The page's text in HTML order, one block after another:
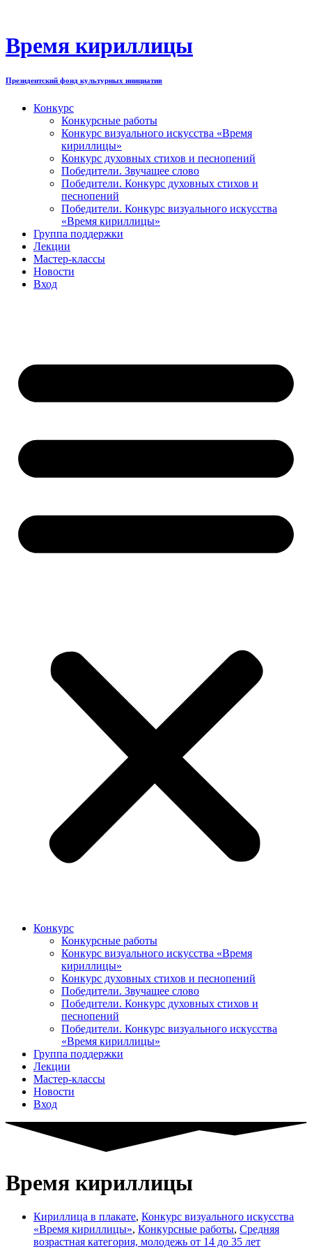
содержимому
Время кириллицы
Президентский фонд культурных инициатив
Конкурс
Конкурсные работы
Конкурс визуального искусства «Время
кириллицы»
Конкурс духовных стихов и песнопений
Победители. Звучащее слово
Победители. Конкурс духовных стихов и
песнопений
Победители. Конкурс визуального искусства
«Время кириллицы»
Группа поддержки
Лекции
Мастер-классы
Новости
Вход
Конкурс
Конкурсные работы
Конкурс визуального искусства «Время
кириллицы»
Конкурс духовных стихов и песнопений
Победители. Звучащее слово
Победители. Конкурс духовных стихов и
песнопений
Победители. Конкурс визуального искусства
«Время кириллицы»
Группа поддержки
Лекции
Мастер-классы
Новости
Вход
Время кириллицы
Кириллица в плакате, Конкурс визуального искусства
«Время кириллицы», Конкурсные работы, Средняя
возрастная категория, молодежь от 14 до 35 лет